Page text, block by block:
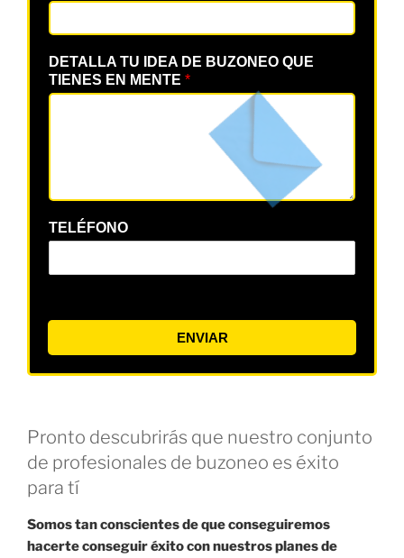
DETALLA TU IDEA DE BUZONEO QUE
TIENES EN MENTE *
TELÉFONO
ENVIAR
Pronto descubrirás que nuestro conjunto
de profesionales de buzoneo es éxito
para tí
Somos tan conscientes de que conseguiremos
hacerte conseguir éxito con nuestros planes de